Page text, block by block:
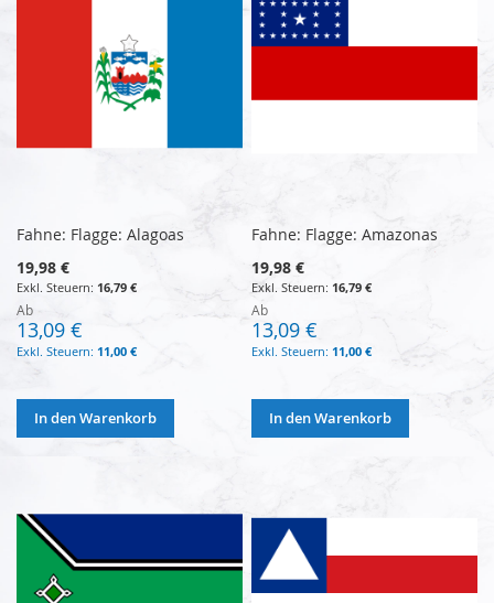
Fahne: Flagge: Alagoas
19,98 €
16,79 €
Ab
13,09 €
11,00 €
In den Warenkorb
Fahne: Flagge: Amazonas
19,98 €
16,79 €
Ab
13,09 €
11,00 €
In den Warenkorb